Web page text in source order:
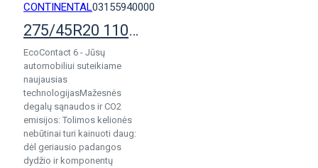
CONTINENTAL03155940000
275/45R20 110V Continental EcoContact 6
EcoContact 6 - Jūsų
automobiliui suteikiame
naujausias
technologijasMažesnės
degalų sąnaudos ir CO2
emisijos: Tolimos kelionės
nebūtinai turi kainuoti daug:
dėl geriausio padangos
dydžio ir komponentų